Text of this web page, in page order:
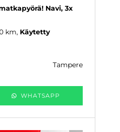
Navi, 3x
km Käytetty
tampere
WHATSAPP